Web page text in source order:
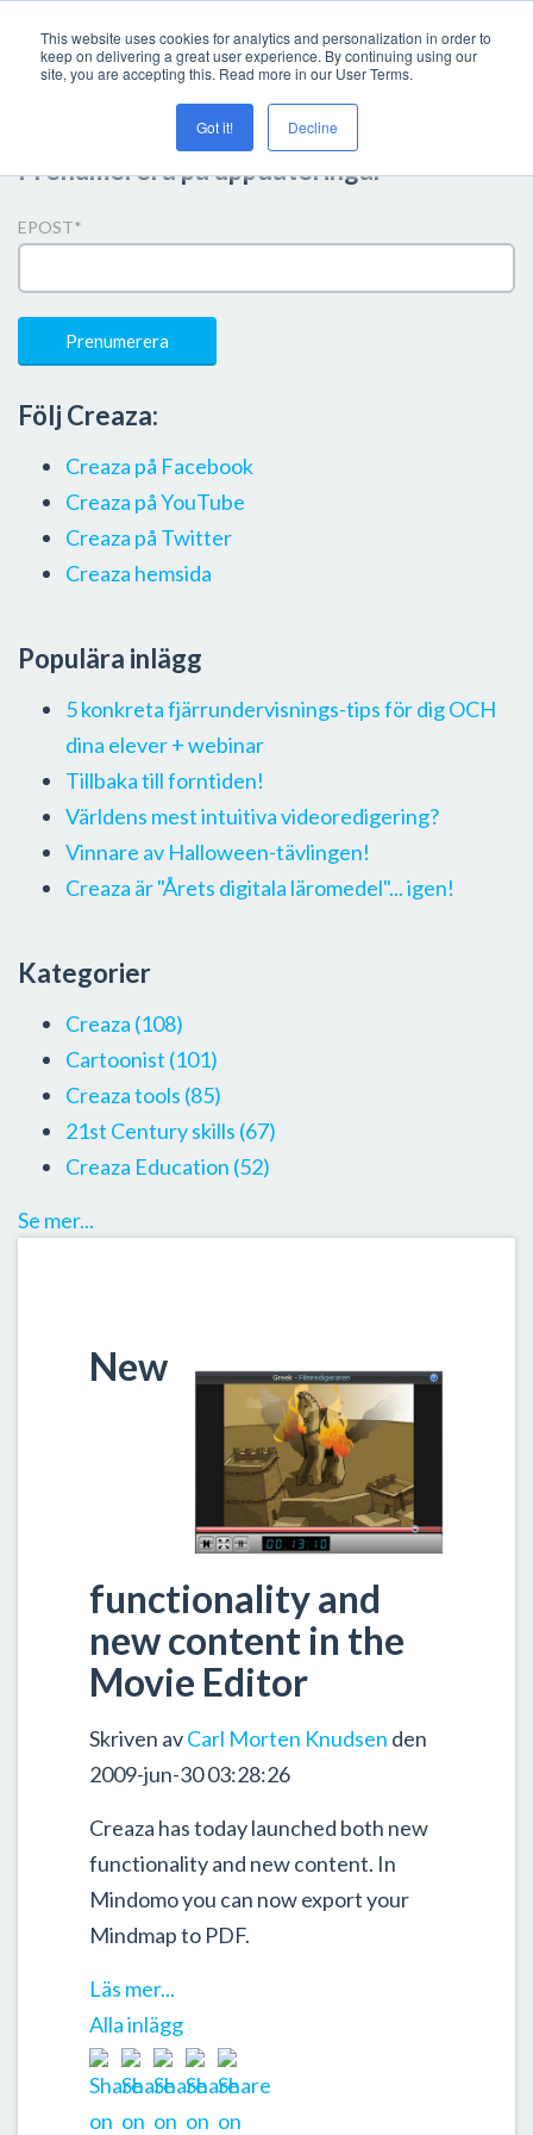
This website uses cookies for analytics and personalization in order to
keep on delivering a great user experience. By continuing using our
site, you are accepting this. Read more in our User Terms.
Got it! Decline
New
functionality and
new content in the
Movie Editor
Skriven avCarl Morten Knudsen den
2009-jun-30 03:28:26
Creaza has today launched both new
functionality and new content. In
Mindomo you can now export your
Mindmap to PDF.
Läs mer...
Alla inlägg
Prenumerera på uppdateringar
EPOST*
Följ Creaza:
Creaza på Facebook
Creaza på YouTube
Creaza på Twitter
Creaza hemsida
Populära inlägg
5 konkreta fjärrundervisnings-tips för dig OCH
dina elever + webinar
Tillbaka till forntiden!
Världens mest intuitiva videoredigering?
Vinnare av Halloween-tävlingen!
Creaza är "Årets digitala läromedel"... igen!
Kategorier
Creaza (108)
Cartoonist (101)
Creaza tools (85)
21st Century skills (67)
Creaza Education (52)
Se mer...